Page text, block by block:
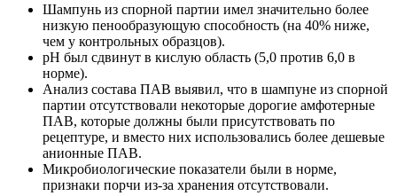
Шампунь из спорной партии имел значительно более
низкую пенообразующую способность (на 40% ниже,
чем у контрольных образцов).
pH был сдвинут в кислую область (5,0 против 6,0 в
норме).
Анализ состава ПАВ выявил, что в шампуне из спорной
партии отсутствовали некоторые дорогие амфотерные
ПАВ, которые должны были присутствовать по
рецептуре, и вместо них использовались более дешевые
анионные ПАВ.
Микробиологические показатели были в норме,
признаки порчи из-за хранения отсутствовали.